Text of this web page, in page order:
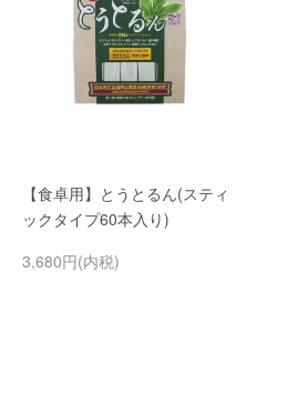
【食卓用】とうとるん(スティ
ックタイプ60本入り)
3,680円(内税)